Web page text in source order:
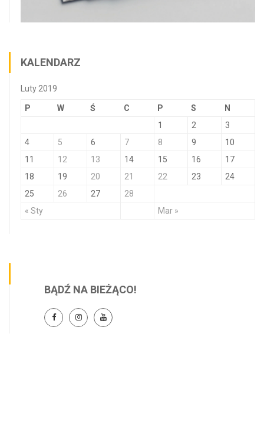
KALENDARZ
Luty 2019
P W Ś C P S N
« Sty Mar »
1 2
3
4
5 6 7 8 9
10
11
12 13 14 15 16
17
18
19 20 21 22 23
24
25
26 27 28
BĄDŹ NA BIEŻĄCO!